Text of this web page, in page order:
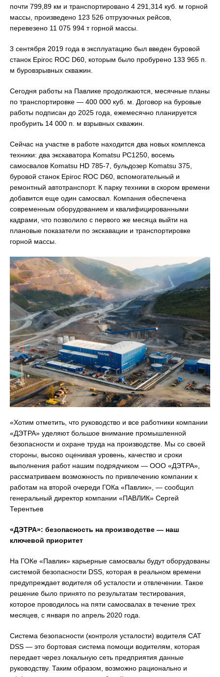
почти 799,89 км и транспортировано 4 291,314 куб. м горной
массы, произведено 123 526 отгрузочных рейсов,
перевезено 11 075 994 т горной массы.
3 сентября 2019 года в эксплуатацию был введен буровой
станок Epiroc ROC D60, которым было пробурено 133 965 п.
м буровзрывных скважин.
Сегодня работы на Павлике продолжаются, месячные планы
по транспортировке — 400 000 куб. м. Договор на буровые
работы подписан до 2025 года, ежемесячно планируется
пробурить 14 000 п. м взрывных скважин.
Сейчас на участке в работе находится два новых комплекса
техники: два экскаватора Komatsu PC1250, восемь
самосвалов Komatsu HD 785-7, бульдозер Komatsu 375,
буровой станок Epiroc ROC D60, вспомогательный и
ремонтный автотранспорт. К парку техники в скором времени
добавится еще один самосвал. Компания обеспечена
современным оборудованием и квалифицированными
кадрами, что позволило с первого же месяца выйти на
плановые показатели по экскавации и транспортировке
горной массы.
«Хотим отметить, что руководство и все работники компании
«ДЭТРА» уделяют большое внимание промышленной
безопасности и охране труда на производстве. Мы со своей
стороны, высоко оценивая уровень, качество и сроки
выполнения работ нашим подрядчиком — ООО «ДЭТРА»,
рассматриваем возможность по привлечению компании к
работам на второй очереди ГОКа «Павлик», — сообщил
генеральный директор компании «ПАВЛИК» Сергей
Терентьев
«ДЭТРА»: безопасность на производстве — наш
ключевой приоритет
На ГОКе «Павлик» карьерные самосвалы будут оборудованы
системой безопасности DSS, которая в реальном времени
предупреждает водителя об усталости и отвлечении. Такое
решение было принято по результатам тестирования,
которое проводилось на пяти самосвалах в течение трех
месяцев, с января по апрель 2020 года.
Система безопасности (контроля усталости) водителя CAT
DSS — это бортовая система помощи водителям, которая
передает через локальную сеть предприятия данные
руководству. Таким образом, возможно рационально и